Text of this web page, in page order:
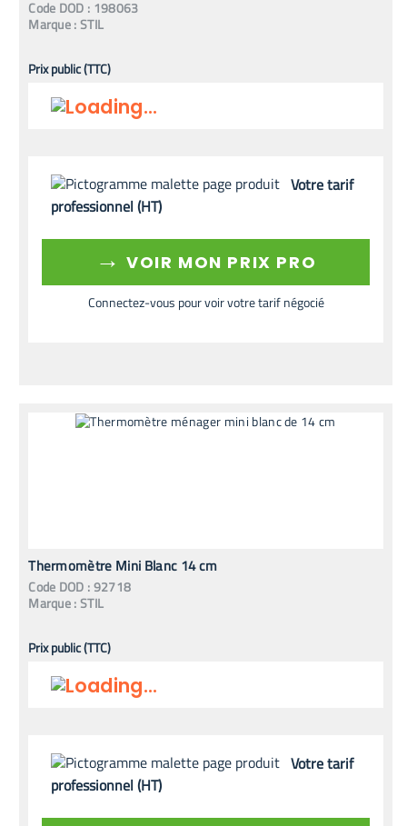
Code DOD : 198063
Marque :STIL
Prix public (TTC)
Votre tarif
professionnel (HT)
→ VOIR MON PRIX PRO
Connectez-vous pour voir votre tarif négocié
Thermomètre Mini Blanc 14 cm
Code DOD :92718
Marque :STIL
Prix public (TTC)
Votre tarif
professionnel (HT)